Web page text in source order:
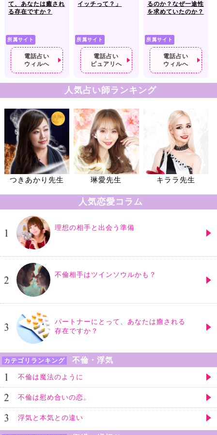
て、あなたは癒され
る存在ですか？
所属サイト
電話占い
ウィルへ
イッチって？」
所属サイト
電話占い
ピュアリへ
るのか？なぜ一途性
を求めていたのか？
所属サイト
電話占い
ウィルへ
人気占い師ランキング
つきあかり先生 琳愛先生 キララ先生
人気恋愛コラム
理想の相手と出会う準備
不倫相手はツインソウルかも？
パートナーにとって、あなたは癒される
存在ですか？
カテゴリランキング 不倫・浮気
不倫は魔法のように
不倫は慰め合いの恋。
浮気と本気との違い